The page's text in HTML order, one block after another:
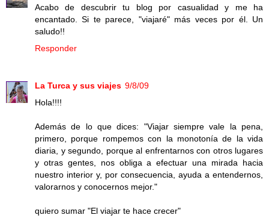
Acabo de descubrir tu blog por casualidad y me ha
encantado. Si te parece, "viajaré" más veces por él. Un
saludo!!
Responder
La Turca y sus viajes 9/8/09
Hola!!!!
Además de lo que dices: "Viajar siempre vale la pena,
primero, porque rompemos con la monotonía de la vida
diaria, y segundo, porque al enfrentarnos con otros lugares
y otras gentes, nos obliga a efectuar una mirada hacia
nuestro interior y, por consecuencia, ayuda a entendernos,
valorarnos y conocernos mejor."
quiero sumar "El viajar te hace crecer"